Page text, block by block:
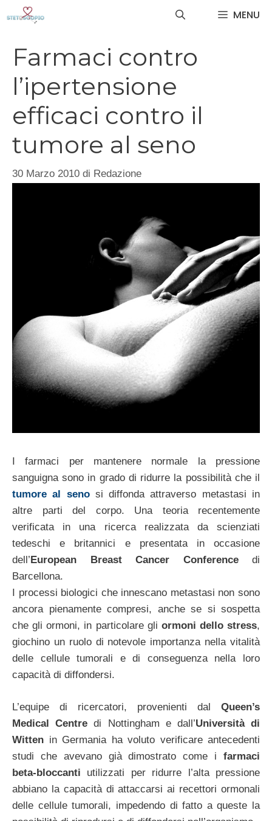
MENU
Farmaci contro
l’ipertensione
efficaci contro il
tumore al seno
30 Marzo 2010 di Redazione
I farmaci per mantenere normale la pressione
sanguigna sono in grado di ridurre la possibilità che il
tumore al senosi diffonda attraverso metastasi in
altre parti del corpo. Una teoria recentemente
verificata in una ricerca realizzata da scienziati
tedeschi e britannici e presentata in occasione
dell’ European Breast Cancer Conferencedi
Barcellona.
I processi biologici che innescano metastasi non sono
ancora pienamente compresi, anche se si sospetta
che gli ormoni, in particolare gli ormoni dello stress,
giochino un ruolo di notevole importanza nella vitalità
delle cellule tumorali e di conseguenza nella loro
capacità di diffondersi.
L’equipe di ricercatori, provenienti dal Queen’s
Medical Centre di Nottingham e dall’Università di
Witten in Germania ha voluto verificare antecedenti
studi che avevano già dimostrato come i farmaci
beta-bloccanti utilizzati per ridurre l’alta pressione
abbiano la capacità di attaccarsi ai recettori ormonali
delle cellule tumorali, impedendo di fatto a queste la